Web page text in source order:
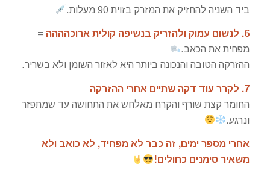
ביד השניה להחזיק את המזרק בזוית 90 מעלות.
6. לנשום עמוק ולהזריק בנשיפה קולית ארוכהההה
=
מפחית את הכאב.
ההזרקה הטובה והנכונה ביותר היא לאזור השומן ולא בשריר.
7. לקרר עוד דקה שתיים אחרי ההזרקה
החומר קצת שורף והקרח מאלחש את התחושה עד שמתפזר
ונרגע.
אחרי מספר ימים, זה כבר לא מפחיד, לא כואב ולא
משאיר סימנים כחולים!